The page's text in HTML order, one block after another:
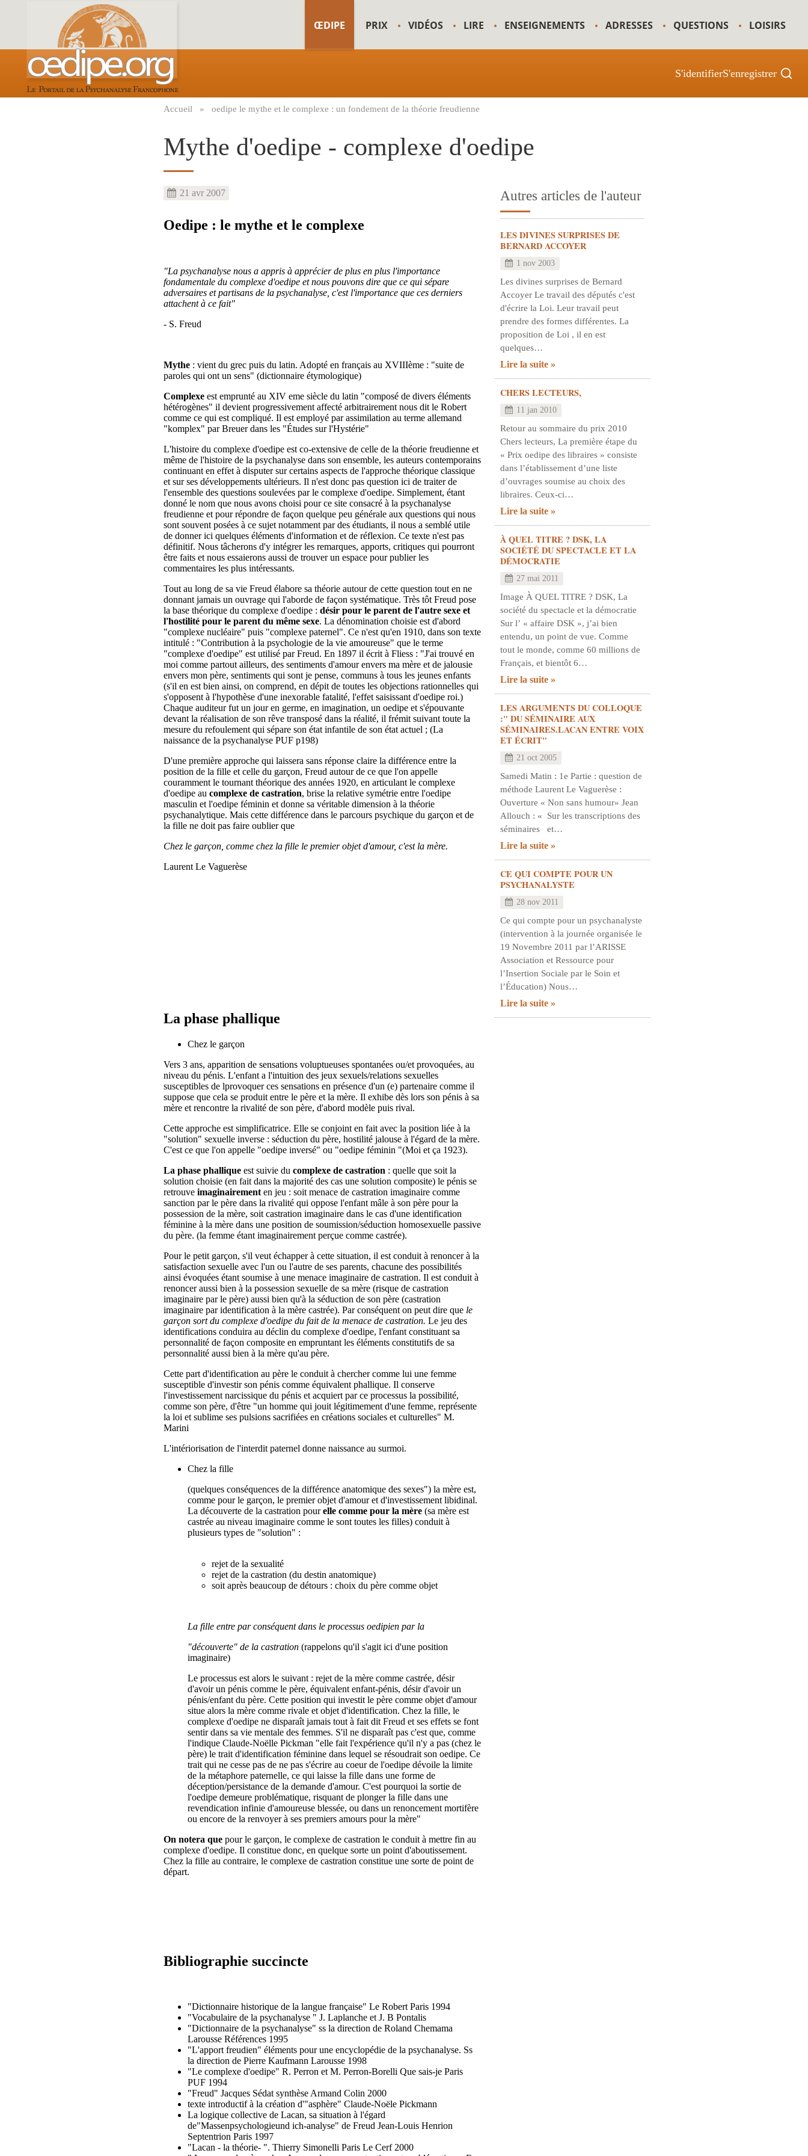
ŒDIPE PRIX VIDÉOS LIRE ENSEIGNEMENTS ADRESSES QUESTIONS LOISIRS
S'identifierS'enregistrer
d'Ariane
Accueil oedipe le mythe et le complexe : un fondement de la théorie freudienne
Mythe d'oedipe - complexe d'oedipe
21 avr 2007
Oedipe : le mythe et le complexe
"La psychanalyse nous a appris à apprécier de plus en plus l'importance
fondamentale du complexe d'oedipe et nous pouvons dire que ce qui sépare
adversaires et partisans de la psychanalyse, c'est l'importance que ces derniers
attachent à ce fait"
- S. Freud
Mythe : vient du grec puis du latin. Adopté en français au XVIIIème : "suite de
paroles qui ont un sens" (dictionnaire étymologique)
Complexe est emprunté au XIV eme siècle du latin "composé de divers éléments
hétérogènes" il devient progressivement affecté arbitrairement nous dit le Robert
comme ce qui est compliqué. Il est employé par assimilation au terme allemand
"komplex" par Breuer dans les "Études sur l'Hystérie"
L'histoire du complexe d'oedipe est co-extensive de celle de la théorie freudienne et
même de l'histoire de la psychanalyse dans son ensemble, les auteurs contemporains
continuant en effet à disputer sur certains aspects de l'approche théorique classique
et sur ses développements ultérieurs. Il n'est donc pas question ici de traiter de
l'ensemble des questions soulevées par le complexe d'oedipe. Simplement, étant
donné le nom que nous avons choisi pour ce site consacré à la psychanalyse
freudienne et pour répondre de façon quelque peu générale aux questions qui nous
sont souvent posées à ce sujet notamment par des étudiants, il nous a semblé utile
de donner ici quelques éléments d'information et de réflexion. Ce texte n'est pas
définitif. Nous tâcherons d'y intégrer les remarques, apports, critiques qui pourront
être faits et nous essaierons aussi de trouver un espace pour publier les
commentaires les plus intéressants.
Tout au long de sa vie Freud élabore sa théorie autour de cette question tout en ne
donnant jamais un ouvrage qui l'aborde de façon systématique. Très tôt Freud pose
la base théorique du complexe d'oedipe : désir pour le parent de l'autre sexe et
l'hostilité pour le parent du même sexe. La dénomination choisie est d'abord
"complexe nucléaire" puis "complexe paternel". Ce n'est qu'en 1910, dans son texte
intitulé : "Contribution à la psychologie de la vie amoureuse" que le terme
"complexe d'oedipe" est utilisé par Freud. En 1897 il écrit à Fliess : "J'ai trouvé en
moi comme partout ailleurs, des sentiments d'amour envers ma mère et de jalousie
envers mon père, sentiments qui sont je pense, communs à tous les jeunes enfants
(s'il en est bien ainsi, on comprend, en dépit de toutes les objections rationnelles qui
s'opposent à l'hypothèse d'une inexorable fatalité, l'effet saisissant d'oedipe roi.)
Chaque auditeur fut un jour en germe, en imagination, un oedipe et s'épouvante
devant la réalisation de son rêve transposé dans la réalité, il frémit suivant toute la
mesure du refoulement qui sépare son état infantile de son état actuel ; (La
naissance de la psychanalyse PUF p198)
D'une première approche qui laissera sans réponse claire la différence entre la
position de la fille et celle du garçon, Freud autour de ce que l'on appelle
couramment le tournant théorique des années 1920, en articulant le complexe
d'oedipe au complexe de castration, brise la relative symétrie entre l'oedipe
masculin et l'oedipe féminin et donne sa véritable dimension à la théorie
psychanalytique. Mais cette différence dans le parcours psychique du garçon et de
la fille ne doit pas faire oublier que
Chez le garçon, comme chez la fille le premier objet d'amour, c'est la mère.
Laurent Le Vaguerèse
La phase phallique
Chez le garçon
Vers 3 ans, apparition de sensations voluptueuses spontanées ou/et provoquées, au
niveau du pénis. L'enfant a l'intuition des jeux sexuels/relations sexuelles
susceptibles de lprovoquer ces sensations en présence d'un (e) partenaire comme il
suppose que cela se produit entre le père et la mère. Il exhibe dès lors son pénis à sa
mère et rencontre la rivalité de son père, d'abord modèle puis rival.
Cette approche est simplificatrice. Elle se conjoint en fait avec la position liée à la
"solution" sexuelle inverse : séduction du père, hostilité jalouse à l'égard de la mère.
C'est ce que l'on appelle "oedipe inversé" ou "oedipe féminin "(Moi et ça 1923).
La phase phallique est suivie du complexe de castration : quelle que soit la
solution choisie (en fait dans la majorité des cas une solution composite) le pénis se
retrouve imaginairement en jeu : soit menace de castration imaginaire comme
sanction par le père dans la rivalité qui oppose l'enfant mâle à son père pour la
possession de la mère, soit castration imaginaire dans le cas d'une identification
féminine à la mère dans une position de soumission/séduction homosexuelle passive
du père. (la femme étant imaginairement perçue comme castrée).
Pour le petit garçon, s'il veut échapper à cette situation, il est conduit à renoncer à la
satisfaction sexuelle avec l'un ou l'autre de ses parents, chacune des possibilités
ainsi évoquées étant soumise à une menace imaginaire de castration. Il est conduit à
renoncer aussi bien à la possession sexuelle de sa mère (risque de castration
imaginaire par le père) aussi bien qu'à la séduction de son père (castration
imaginaire par identification à la mère castrée). Par conséquent on peut dire que le
garçon sort du complexe d'oedipe du fait de la menace de castration. Le jeu des
identifications conduira au déclin du complexe d'oedipe, l'enfant constituant sa
personnalité de façon composite en empruntant les éléments constitutifs de sa
personnalité aussi bien à la mère qu'au père.
Cette part d'identification au père le conduit à chercher comme lui une femme
susceptible d'investir son pénis comme équivalent phallique. Il conserve
l'investissement narcissique du pénis et acquiert par ce processus la possibilité,
comme son père, d'être "un homme qui jouit légitimement d'une femme, représente
la loi et sublime ses pulsions sacrifiées en créations sociales et culturelles" M.
Marini
L'intériorisation de l'interdit paternel donne naissance au surmoi.
Chez la fille
(quelques conséquences de la différence anatomique des sexes") la mère est,
comme pour le garçon, le premier objet d'amour et d'investissement libidinal.
La découverte de la castration pourelle comme pour la mère (sa mère est
castrée au niveau imaginaire comme le sont toutes les filles) conduit à
plusieurs types de "solution" :
rejet de la sexualité
rejet de la castration (du destin anatomique)
soit après beaucoup de détours : choix du père comme objet
La fille entre par conséquent dans le processus oedipien par la
"découverte" de la castration (rappelons qu'il s'agit ici d'une position
imaginaire)
Le processus est alors le suivant : rejet de la mère comme castrée, désir
d'avoir un pénis comme le père, équivalent enfant-pénis, désir d'avoir un
pénis/enfant du père. Cette position qui investit le père comme objet d'amour
situe alors la mère comme rivale et objet d'identification. Chez la fille, le
complexe d'oedipe ne disparaît jamais tout à fait dit Freud et ses effets se font
sentir dans sa vie mentale des femmes. S'il ne disparaît pas c'est que, comme
l'indique Claude-Noëlle Pickman "elle fait l'expérience qu'il n'y a pas (chez le
père) le trait d'identification féminine dans lequel se résoudrait son oedipe. Ce
trait qui ne cesse pas de ne pas s'écrire au coeur de l'oedipe dévoile la limite
de la métaphore paternelle, ce qui laisse la fille dans une forme de
déception/persistance de la demande d'amour. C'est pourquoi la sortie de
l'oedipe demeure problématique, risquant de plonger la fille dans une
revendication infinie d'amoureuse blessée, ou dans un renoncement mortifère
ou encore de la renvoyer à ses premiers amours pour la mère"
On notera que pour le garçon, le complexe de castration le conduit à mettre fin au
complexe d'oedipe. Il constitue donc, en quelque sorte un point d'aboutissement.
Chez la fille au contraire, le complexe de castration constitue une sorte de point de
départ.
Bibliographie succincte
"Dictionnaire historique de la langue française" Le Robert Paris 1994
"Vocabulaire de la psychanalyse " J. Laplanche et J. B Pontalis
"Dictionnaire de la psychanalyse" ss la direction de Roland Chemama
Larousse Références 1995
"L'apport freudien" éléments pour une encyclopédie de la psychanalyse. Ss
la direction de Pierre Kaufmann Larousse 1998
"Le complexe d'oedipe" R. Perron et M. Perron-Borelli Que sais-je Paris
PUF 1994
"Freud" Jacques Sédat synthèse Armand Colin 2000
texte introductif à la création d'"asphère" Claude-Noële Pickmann
La logique collective de Lacan, sa situation à l'égard
de"Massenpsychologieund ich-analyse" de Freud Jean-Louis Henrion
Septentrion Paris 1997
"Lacan - la théorie- ". Thierry Simonelli Paris Le Cerf 2000
Autres articles de l'auteur
LES DIVINES SURPRISES DE
BERNARD ACCOYER
1 nov 2003
Les divines surprises de Bernard
Accoyer Le travail des députés c'est
d'écrire la Loi. Leur travail peut
prendre des formes différentes. La
proposition de Loi , il en est
quelques…
Lire la suite
CHERS LECTEURS,
11 jan 2010
Retour au sommaire du prix 2010
Chers lecteurs, La première étape du
« Prix oedipe des libraires » consiste
dans l’établissement d’une liste
d’ouvrages soumise au choix des
libraires. Ceux-ci…
Lire la suite
À QUEL TITRE ? DSK, LA
SOCIÉTÉ DU SPECTACLE ET LA
DÉMOCRATIE
27 mai 2011
Image À QUEL TITRE ? DSK, La
société du spectacle et la démocratie
Sur l’ « affaire DSK », j’ai bien
entendu, un point de vue. Comme
tout le monde, comme 60 millions de
Français, et bientôt 6…
Lire la suite
LES ARGUMENTS DU COLLOQUE
:" DU SÉMINAIRE AUX
SÉMINAIRES.LACAN ENTRE VOIX
ET ÉCRIT"
21 oct 2005
Samedi Matin : 1e Partie : question de
méthode Laurent Le Vaguerèse :
Ouverture « Non sans humour» Jean
Allouch : « Sur les transcriptions des
séminaires et…
Lire la suite
CE QUI COMPTE POUR UN
PSYCHANALYSTE
28 nov 2011
Ce qui compte pour un psychanalyste
(intervention à la journée organisée le
19 Novembre 2011 par l’ARISSE
Association et Ressource pour
l’Insertion Sociale par le Soin et
l’Éducation) Nous…
Lire la suite